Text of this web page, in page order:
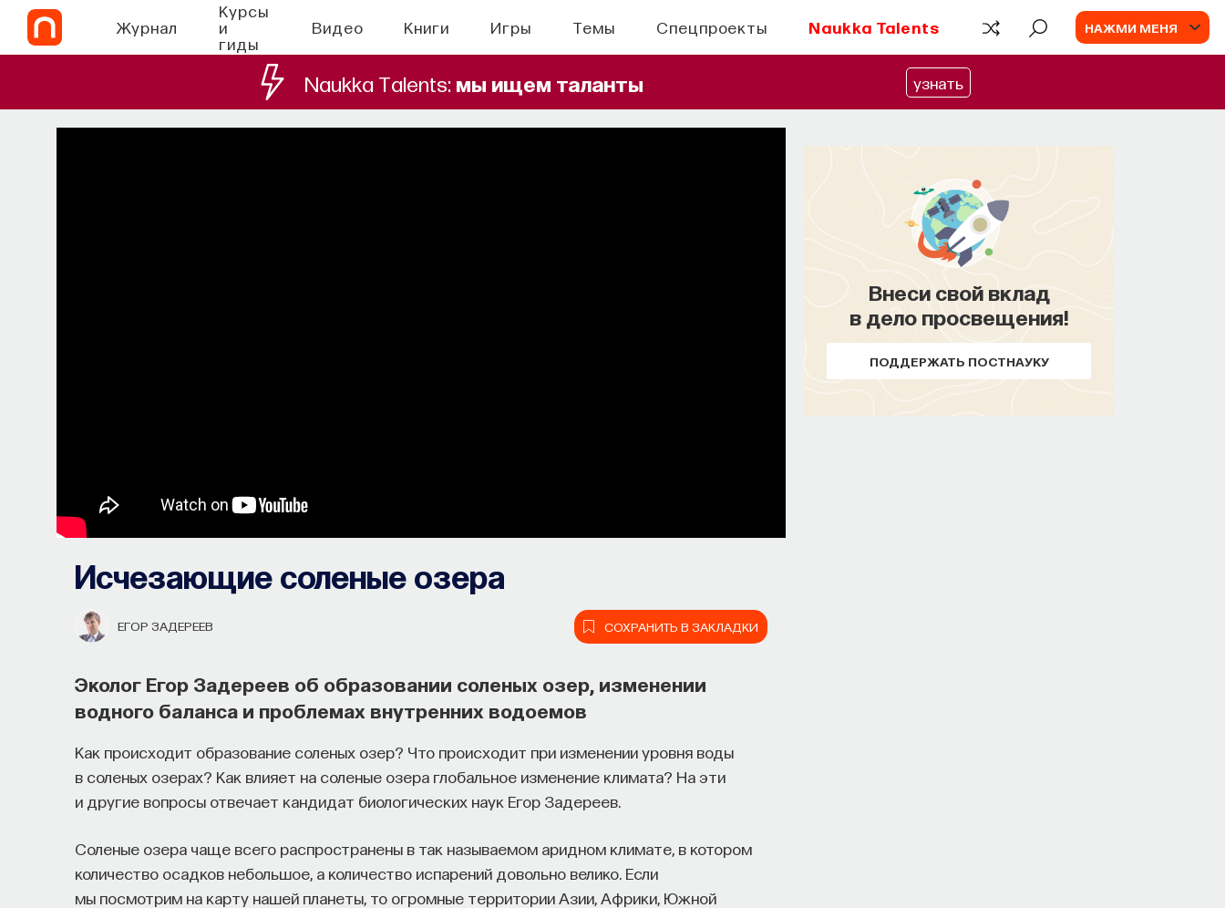
Журнал
Курсы
и
гиды
Видео Книги Игры Темы Спецпроекты Naukka Talents НАЖМИ МЕНЯ
Naukka Talents: мы ищем таланты узнать
Исчезающие соленые озера
ЕГОР ЗАДЕРЕЕВ СОХРАНИТЬ В ЗАКЛАДКИ
Эколог Егор Задереев об образовании соленых озер, изменении
водного баланса и проблемах внутренних водоемов
Как происходит образование соленых озер? Что происходит при изменении уровня воды
в соленых озерах? Как влияет на соленые озера глобальное изменение климата? На эти
и другие вопросы отвечает кандидат биологических наук Егор Задереев.
Соленые озера чаще всего распространены в так называемом аридном климате, в котором
количество осадков небольшое, а количество испарений довольно велико. Если
мы посмотрим на карту нашей планеты, то огромные территории Азии, Африки, Южной
Внеси свой вклад
в дело просвещения!
ПОДДЕРЖАТЬ ПОСТНАУКУ